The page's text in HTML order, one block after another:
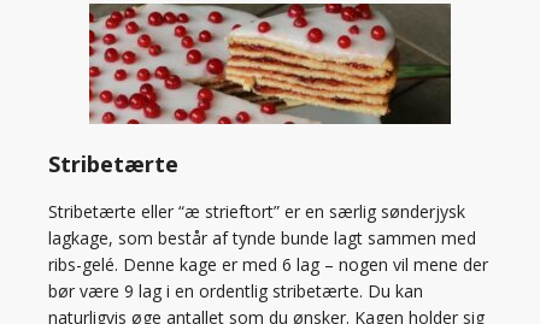
Stribetærte
Stribetærte eller “æ strieftort” er en særlig sønderjysk
lagkage, som består af tynde bunde lagt sammen med
ribs-gelé. Denne kage er med 6 lag – nogen vil mene der
bør være 9 lag i en ordentlig stribetærte. Du kan
naturligvis øge antallet som du ønsker. Kagen holder sig